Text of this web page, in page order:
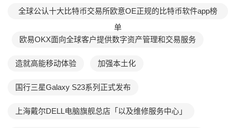
全球公认十大比特币交易所欧意OE正规的比特币软件app榜
单
欧易OKX面向全球客户提供数字资产管理和交易服务
造就高能移动体验 加强本土化
国行三星Galaxy S23系列正式发布
上海戴尔DELL电脑旗舰总店「以及维修服务中心」